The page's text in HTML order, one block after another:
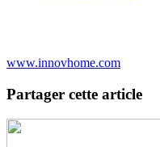
www.innovhome.com
Partager cette article